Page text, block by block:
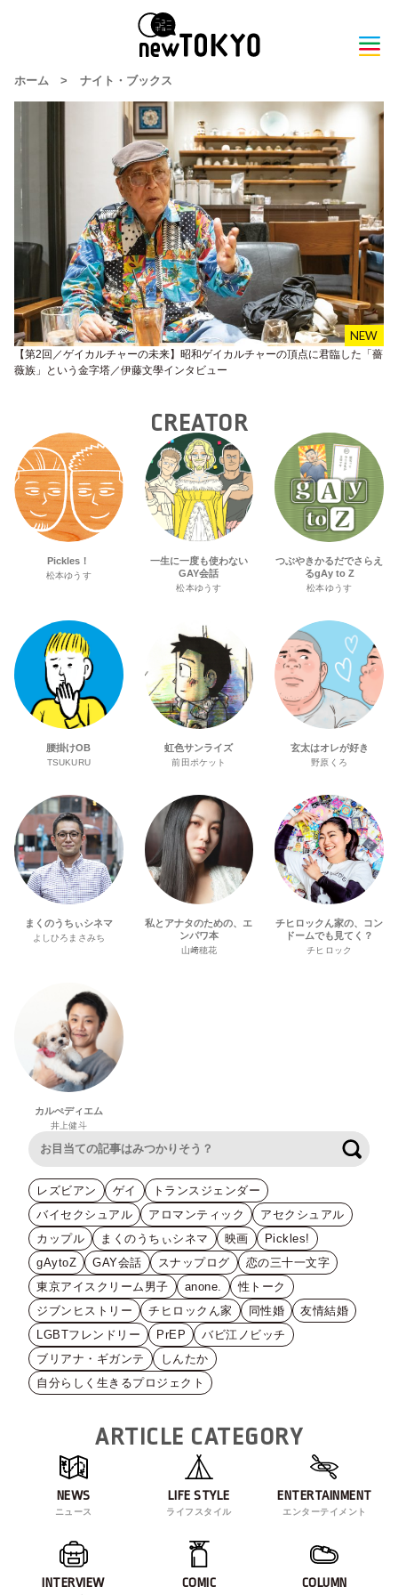
ホーム > ナイト・ブックス
【第2回／ゲイカルチャーの未来】昭和ゲイカルチャーの頂点に君臨した「薔
薇族」という金字塔／伊藤文學インタビュー
CREATOR
Pickles！
松本ゆうす
一生に一度も使わない
GAY会話
松本ゆうす
つぶやきかるだでさらえ
るgAy to Z
松本ゆうす
腰掛けOB
TSUKURU
虹色サンライズ
前田ポケット
玄太はオレが好き
野原くろ
まくのうちぃシネマ
よしひろまさみち
私とアナタのための、エ
ンパワ本
山﨑穂花
チヒロックん家の、コン
ドームでも見てく？
チヒロック
カルぺディエム
井上健斗
レズビアン ゲイ
トランスジェンダー
バイセクシュアル
アロマンティック
アセクシュアル
カップル
まくのうちぃシネマ 映画
Pickles!
gAytoZ
GAY会話 スナップログ
恋の三十一文字
東京アイスクリーム男子
anone.
性トーク
ジブンヒストリー
チヒロックん家 同性婚
友情結婚
LGBTフレンドリー
PrEP
バビ江ノビッチ
ブリアナ・ギガンテ
しんたか
自分らしく生きるプロジェクト
ARTICLE CATEGORY
NEWS
ニュース
LIFE STYLE
ライフスタイル
ENTERTAINMENT
エンターテイメント
INTERVIEW COMIC COLUMN